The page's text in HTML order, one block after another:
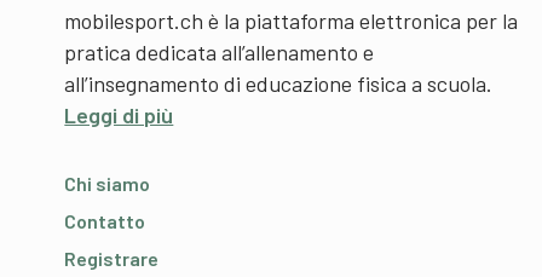
mobilesport.ch è la piattaforma elettronica per la
pratica dedicata all’allenamento e
all’insegnamento di educazione fisica a scuola.
Leggi di più
Chi siamo
Contatto
Registrare